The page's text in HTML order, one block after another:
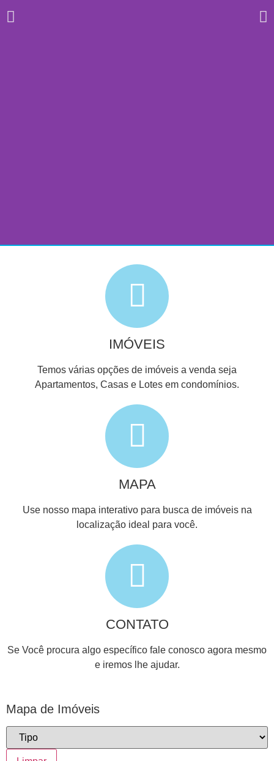
THE DREAM - Novo
Ícone de Luxo
Apartamentos de luxo no Meireles –
SAIBA MAIS AQUI
IMÓVEIS
Temos várias opções de imóveis a venda seja
Apartamentos, Casas e Lotes em condomínios.
MAPA
Use nosso mapa interativo para busca de imóveis na
localização ideal para você.
CONTATO
Se Você procura algo específico fale conosco agora mesmo
e iremos lhe ajudar.
Mapa de Imóveis